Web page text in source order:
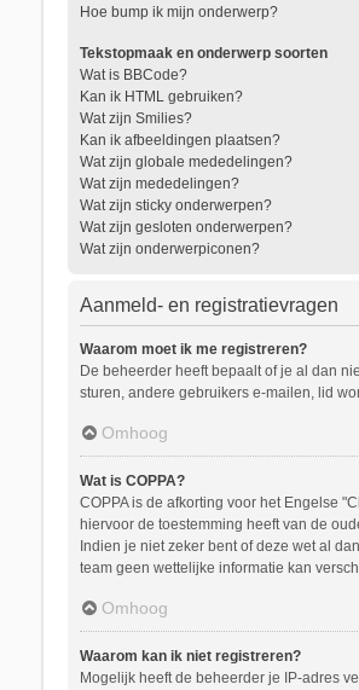
Hoe bump ik mijn onderwerp?
Tekstopmaak en onderwerp soorten
Wat is BBCode?
Kan ik HTML gebruiken?
Wat zijn Smilies?
Kan ik afbeeldingen plaatsen?
Wat zijn globale mededelingen?
Wat zijn mededelingen?
Wat zijn sticky onderwerpen?
Wat zijn gesloten onderwerpen?
Wat zijn onderwerpiconen?
Aanmeld- en registratievragen
Waarom moet ik me registreren?
De beheerder heeft bepaalt of je al dan
sturen, andere gebruikers e-mailen, lid
Omhoog
Wat is COPPA?
COPPA is de afkorting voor het Engelse
hiervoor de toestemming heeft van de
Indien je niet zeker bent of deze wet al
team geen wettelijke informatie kan
Omhoog
Waarom kan ik niet registreren?
Mogelijk heeft de beheerder je IP-adres